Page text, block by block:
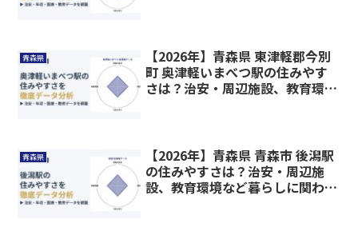
青森県
【2026年】青森県 東津軽郡今別
町 奥津軽いまべつ駅の住みやす
さは？治安・周辺施設、教育環境
青森県
【2026年】青森県 青森市 後潟駅
の住みやすさは？治安・周辺施
設、教育環境など暮らしに関わる